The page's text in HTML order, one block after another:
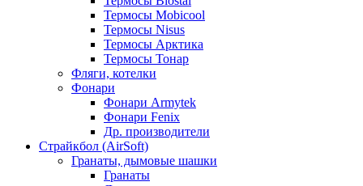
Термосы Mobicool
Термосы Nisus
Термосы Арктика
Термосы Тонар
Фляги, котелки
Фонари
Фонари Armytek
Фонари Fenix
Др. производители
Страйкбол (AirSoft)
Гранаты, дымовые шашки
Гранаты